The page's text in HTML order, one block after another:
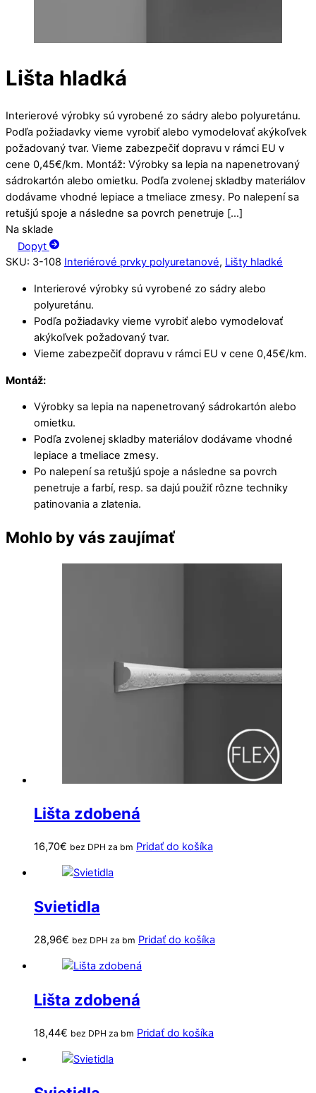
Lišta hladká
Interierové výrobky sú vyrobené zo sádry alebo polyuretánu.
Podľa požiadavky vieme vyrobiť alebo vymodelovať akýkoľvek
požadovaný tvar. Vieme zabezpečiť dopravu v rámci EU v
cene 0,45€/km. Montáž: Výrobky sa lepia na napenetrovaný
sádrokartón alebo omietku. Podľa zvolenej skladby materiálov
dodávame vhodné lepiace a tmeliace zmesy. Po nalepení sa
retušjú spoje a následne sa povrch penetruje […]
Na sklade
Dopyt
SKU: 3-108 Interiérové prvky polyuretanové, Lišty hladké
Interierové výrobky sú vyrobené zo sádry alebo
polyuretánu.
Podľa požiadavky vieme vyrobiť alebo vymodelovať
akýkoľvek požadovaný tvar.
Vieme zabezpečiť dopravu v rámci EU v cene 0,45€/km.
Montáž:
Výrobky sa lepia na napenetrovaný sádrokartón alebo
omietku.
Podľa zvolenej skladby materiálov dodávame vhodné
lepiace a tmeliace zmesy.
Po nalepení sa retušjú spoje a následne sa povrch
penetruje a farbí, resp. sa dajú použiť rôzne techniky
patinovania a zlatenia.
Mohlo by vás zaujímať
Lišta zdobená
16,70€ bez DPH za bm Pridať do košíka
Svietidla
28,96€ bez DPH za bm Pridať do košíka
Lišta zdobená
18,44€ bez DPH za bm Pridať do košíka